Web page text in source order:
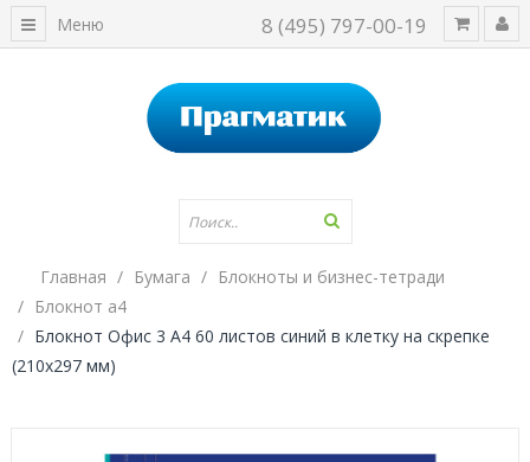
8 (495) 797-00-19
Меню
Главная Бумага
Блокноты и бизнес-тетради
Блокнот а4
Блокнот Офис 3 А4 60 листов синий в клетку на скрепке
(210х297 мм)